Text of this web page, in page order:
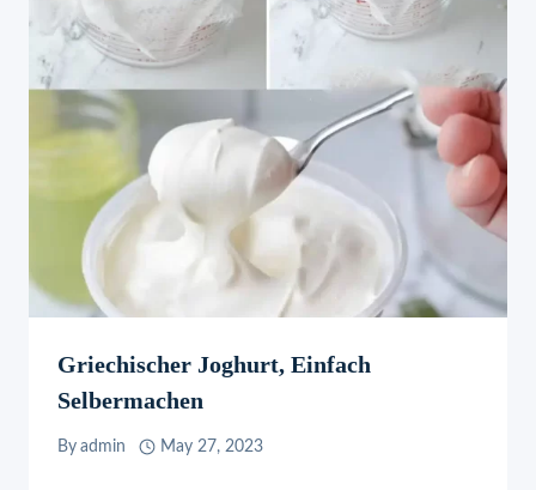
Griechischer Joghurt, Einfach
Selbermachen
By admin May 27, 2023